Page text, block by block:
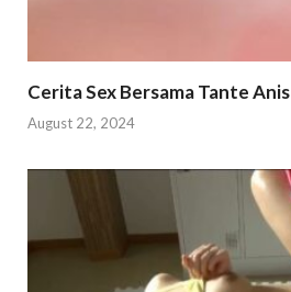
Cerita Sex Bersama Tante Anis
August 22, 2024